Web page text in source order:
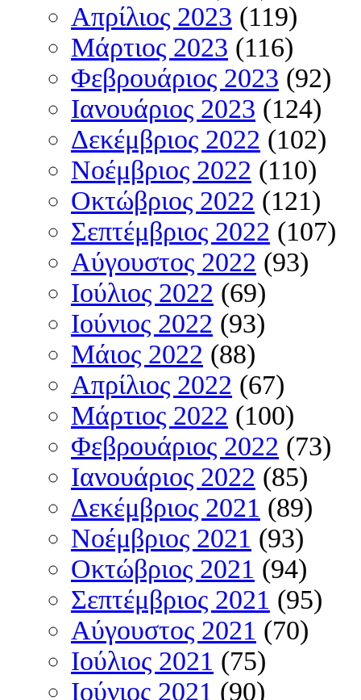
Απρίλιος 2023 (119)
Μάρτιος 2023 (116)
Φεβρουάριος 2023 (92)
Ιανουάριος 2023 (124)
Δεκέμβριος 2022 (102)
Νοέμβριος 2022 (110)
Οκτώβριος 2022 (121)
Σεπτέμβριος 2022 (107)
Αύγουστος 2022 (93)
Ιούλιος 2022 (69)
Ιούνιος 2022 (93)
Μάιος 2022 (88)
Απρίλιος 2022 (67)
Μάρτιος 2022 (100)
Φεβρουάριος 2022 (73)
Ιανουάριος 2022 (85)
Δεκέμβριος 2021 (89)
Νοέμβριος 2021 (93)
Οκτώβριος 2021 (94)
Σεπτέμβριος 2021 (95)
Αύγουστος 2021 (70)
Ιούλιος 2021 (75)
Ιούνιος 2021 (90)